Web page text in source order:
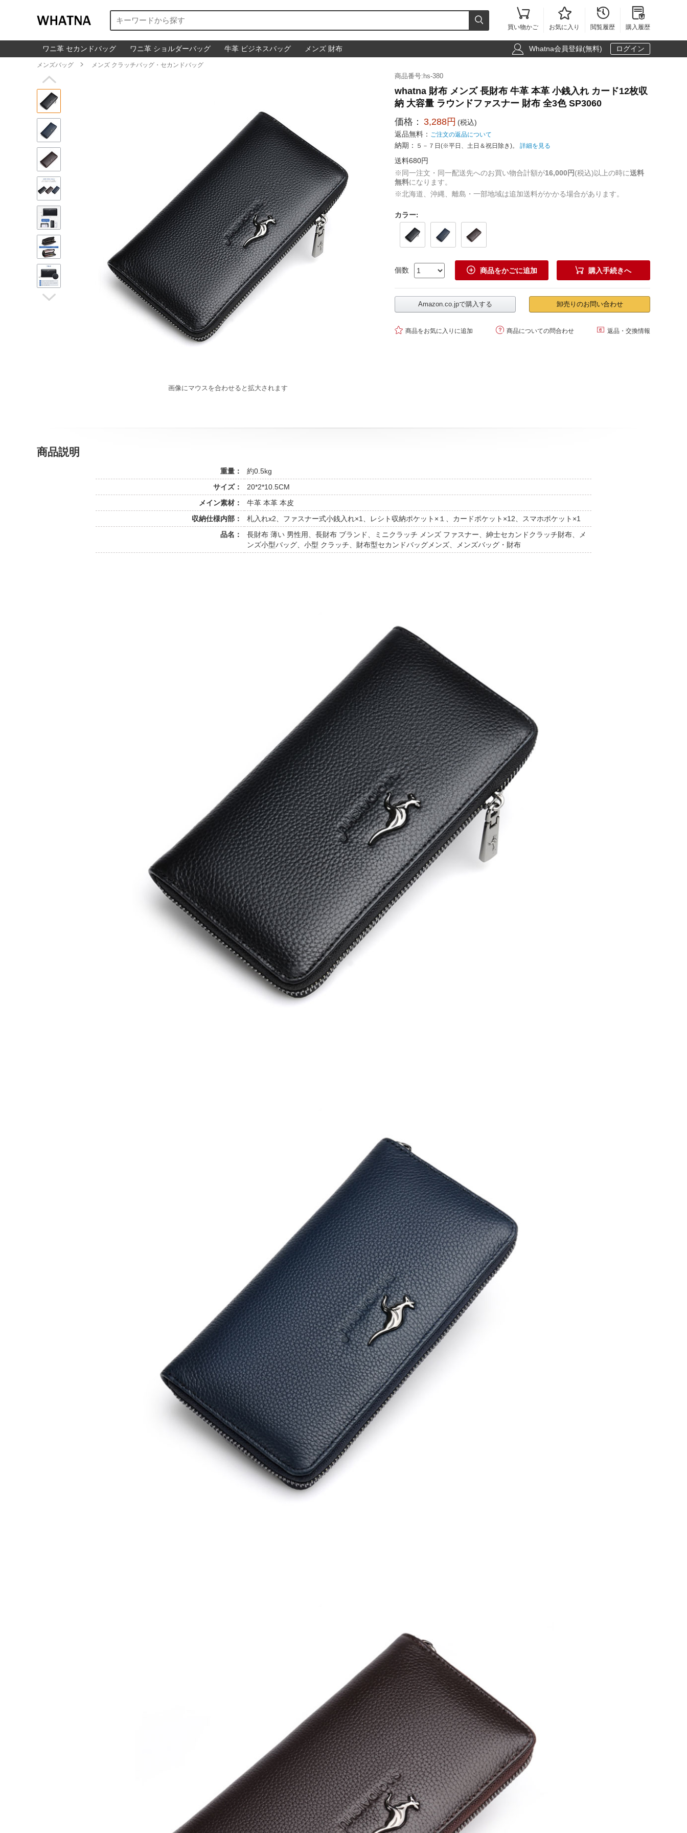


買い物かご

お気に入り

閲覧履歴

購入履歴
ワニ革 セカンドバッグ ワニ革 ショルダーバッグ 牛革 ビジネスバッグ メンズ 財布  Whatna会員登録(無料) ログイン
メンズバッグ  メンズ クラッチバッグ・セカンドバッグ


画像にマウスを合わせると拡大されます
商品番号:hs-380
whatna 財布 メンズ 長財布 牛革 本革 小銭入れ カード12枚収
納 大容量 ラウンドファスナー 財布 全3色 SP3060
価格： 3,288円 (税込)
返品無料： ご注文の返品について
納期： ５－７日(※平日、土日＆祝日除き)。 詳細を見る
送料680円
※同一注文・同一配送先へのお買い物合計額が16,000円(税込)以上の時に送料
無料になります。
※北海道、沖縄、離島・一部地域は追加送料がかかる場合があります。
カラー:
個数  商品をかごに追加  購入手続きへ
Amazon.co.jpで購入する 卸売りのお問い合わせ
 商品をお気に入りに追加  商品についての問合わせ  返品・交換情報
商品説明
重量：
約0.5kg
サイズ：
20*2*10.5CM
メイン素材：
牛革 本革 本皮
収納仕様内部：
札入れx2、ファスナー式小銭入れ×1、レシト収納ポケット×１、カードポケット×12、スマホポケット×1
品名：
長財布 薄い 男性用、長財布 ブランド、ミニクラッチ メンズ ファスナー、紳士セカンドクラッチ財布、メ
ンズ小型バッグ、小型 クラッチ、財布型セカンドバッグメンズ、メンズバッグ・財布